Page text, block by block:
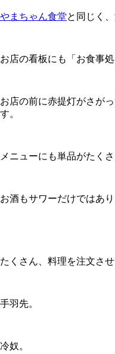
やまちゃん食堂と同じく
お店の看板にも「お食事
お店の前に赤提灯がさが
す。
メニューにも単品がたく
お酒もサワーだけではあ
たくさん、料理を注文さ
手羽先。
冷奴。